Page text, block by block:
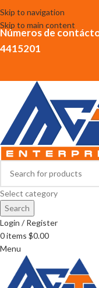
Skip to navigation
Skip to main content
Números de
4415201
Select category
Search
Login / Register
0items $0.00
Menu